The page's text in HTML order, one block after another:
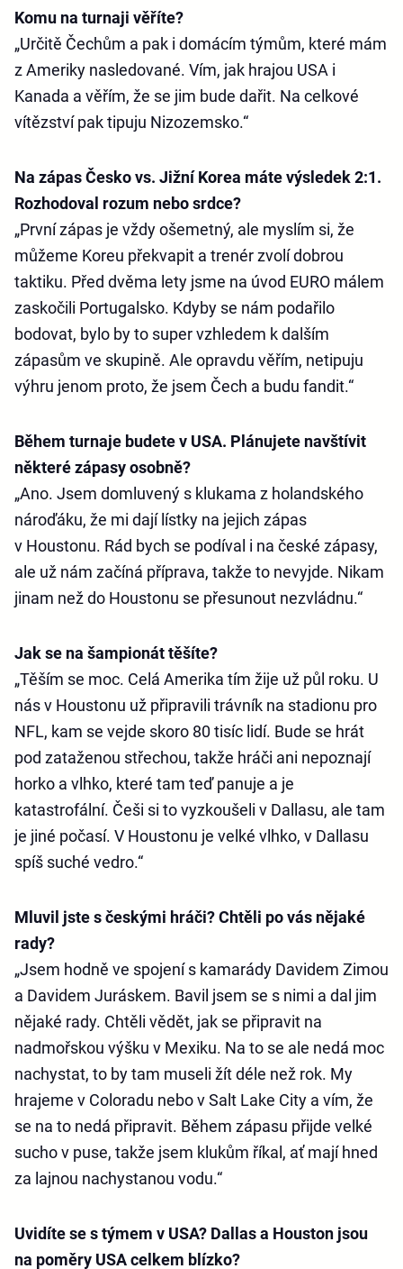
Komu na turnaji věříte?
„Určitě Čechům a pak i domácím týmům, které mám
z Ameriky nasledované. Vím, jak hrajou USA i
Kanada a věřím, že se jim bude dařit. Na celkové
vítězství pak tipuju Nizozemsko.“
Na zápas Česko vs. Jižní Korea máte výsledek 2:1.
Rozhodoval rozum nebo srdce?
„První zápas je vždy ošemetný, ale myslím si, že
můžeme Koreu překvapit a trenér zvolí dobrou
taktiku. Před dvěma lety jsme na úvod EURO málem
zaskočili Portugalsko. Kdyby se nám podařilo
bodovat, bylo by to super vzhledem k dalším
zápasům ve skupině. Ale opravdu věřím, netipuju
výhru jenom proto, že jsem Čech a budu fandit.“
Během turnaje budete v USA. Plánujete navštívit
některé zápasy osobně?
„Ano. Jsem domluvený s klukama z holandského
nároďáku, že mi dají lístky na jejich zápas
v Houstonu. Rád bych se podíval i na české zápasy,
ale už nám začíná příprava, takže to nevyjde. Nikam
jinam než do Houstonu se přesunout nezvládnu.“
Jak se na šampionát těšíte?
„Těším se moc. Celá Amerika tím žije už půl roku. U
nás v Houstonu už připravili trávník na stadionu pro
NFL, kam se vejde skoro 80 tisíc lidí. Bude se hrát
pod zataženou střechou, takže hráči ani nepoznají
horko a vlhko, které tam teď panuje a je
katastrofální. Češi si to vyzkoušeli v Dallasu, ale tam
je jiné počasí. V Houstonu je velké vlhko, v Dallasu
spíš suché vedro.“
Mluvil jste s českými hráči? Chtěli po vás nějaké
rady?
„Jsem hodně ve spojení s kamarády Davidem Zimou
a Davidem Juráskem. Bavil jsem se s nimi a dal jim
nějaké rady. Chtěli vědět, jak se připravit na
nadmořskou výšku v Mexiku. Na to se ale nedá moc
nachystat, to by tam museli žít déle než rok. My
hrajeme v Coloradu nebo v Salt Lake City a vím, že
se na to nedá připravit. Během zápasu přijde velké
sucho v puse, takže jsem klukům říkal, ať mají hned
za lajnou nachystanou vodu.“
Uvidíte se s týmem v USA? Dallas a Houston jsou
na poměry USA celkem blízko?